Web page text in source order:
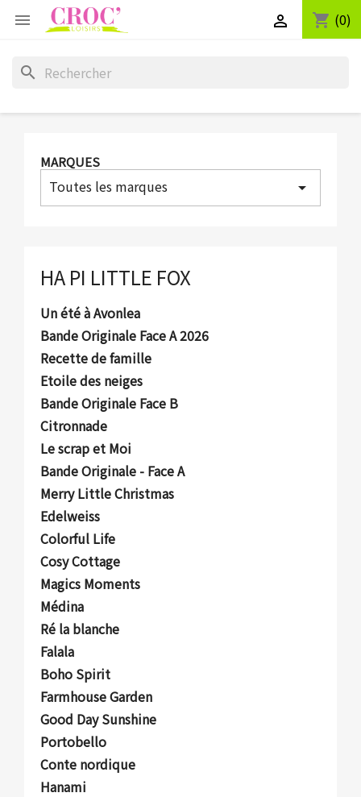
 shopping_cart (0)

search
MARQUES
Toutes les marques arrow_drop_down
HA PI LITTLE FOX
Un été à Avonlea
Bande Originale Face A 2026
Recette de famille
Etoile des neiges
Bande Originale Face B
Citronnade
Le scrap et Moi
Bande Originale - Face A
Merry Little Christmas
Edelweiss
Colorful Life
Cosy Cottage
Magics Moments
Médina
Ré la blanche
Falala
Boho Spirit
Farmhouse Garden
Good Day Sunshine
Portobello
Conte nordique
Hanami